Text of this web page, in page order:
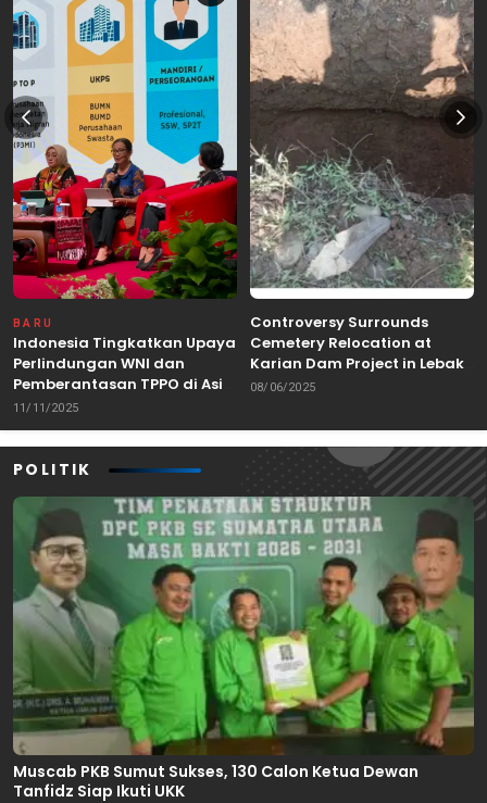
BARU
Indonesia Tingkatkan Upaya
Perlindungan WNI dan
Pemberantasan TPPO di Asia
Tenggara
11/11/2025
Controversy Surrounds
Cemetery Relocation at
Karian Dam Project in Lebak,
Banten
08/06/2025
POLITIK
Muscab PKB Sumut Sukses, 130 Calon Ketua Dewan
Tanfidz Siap Ikuti UKK